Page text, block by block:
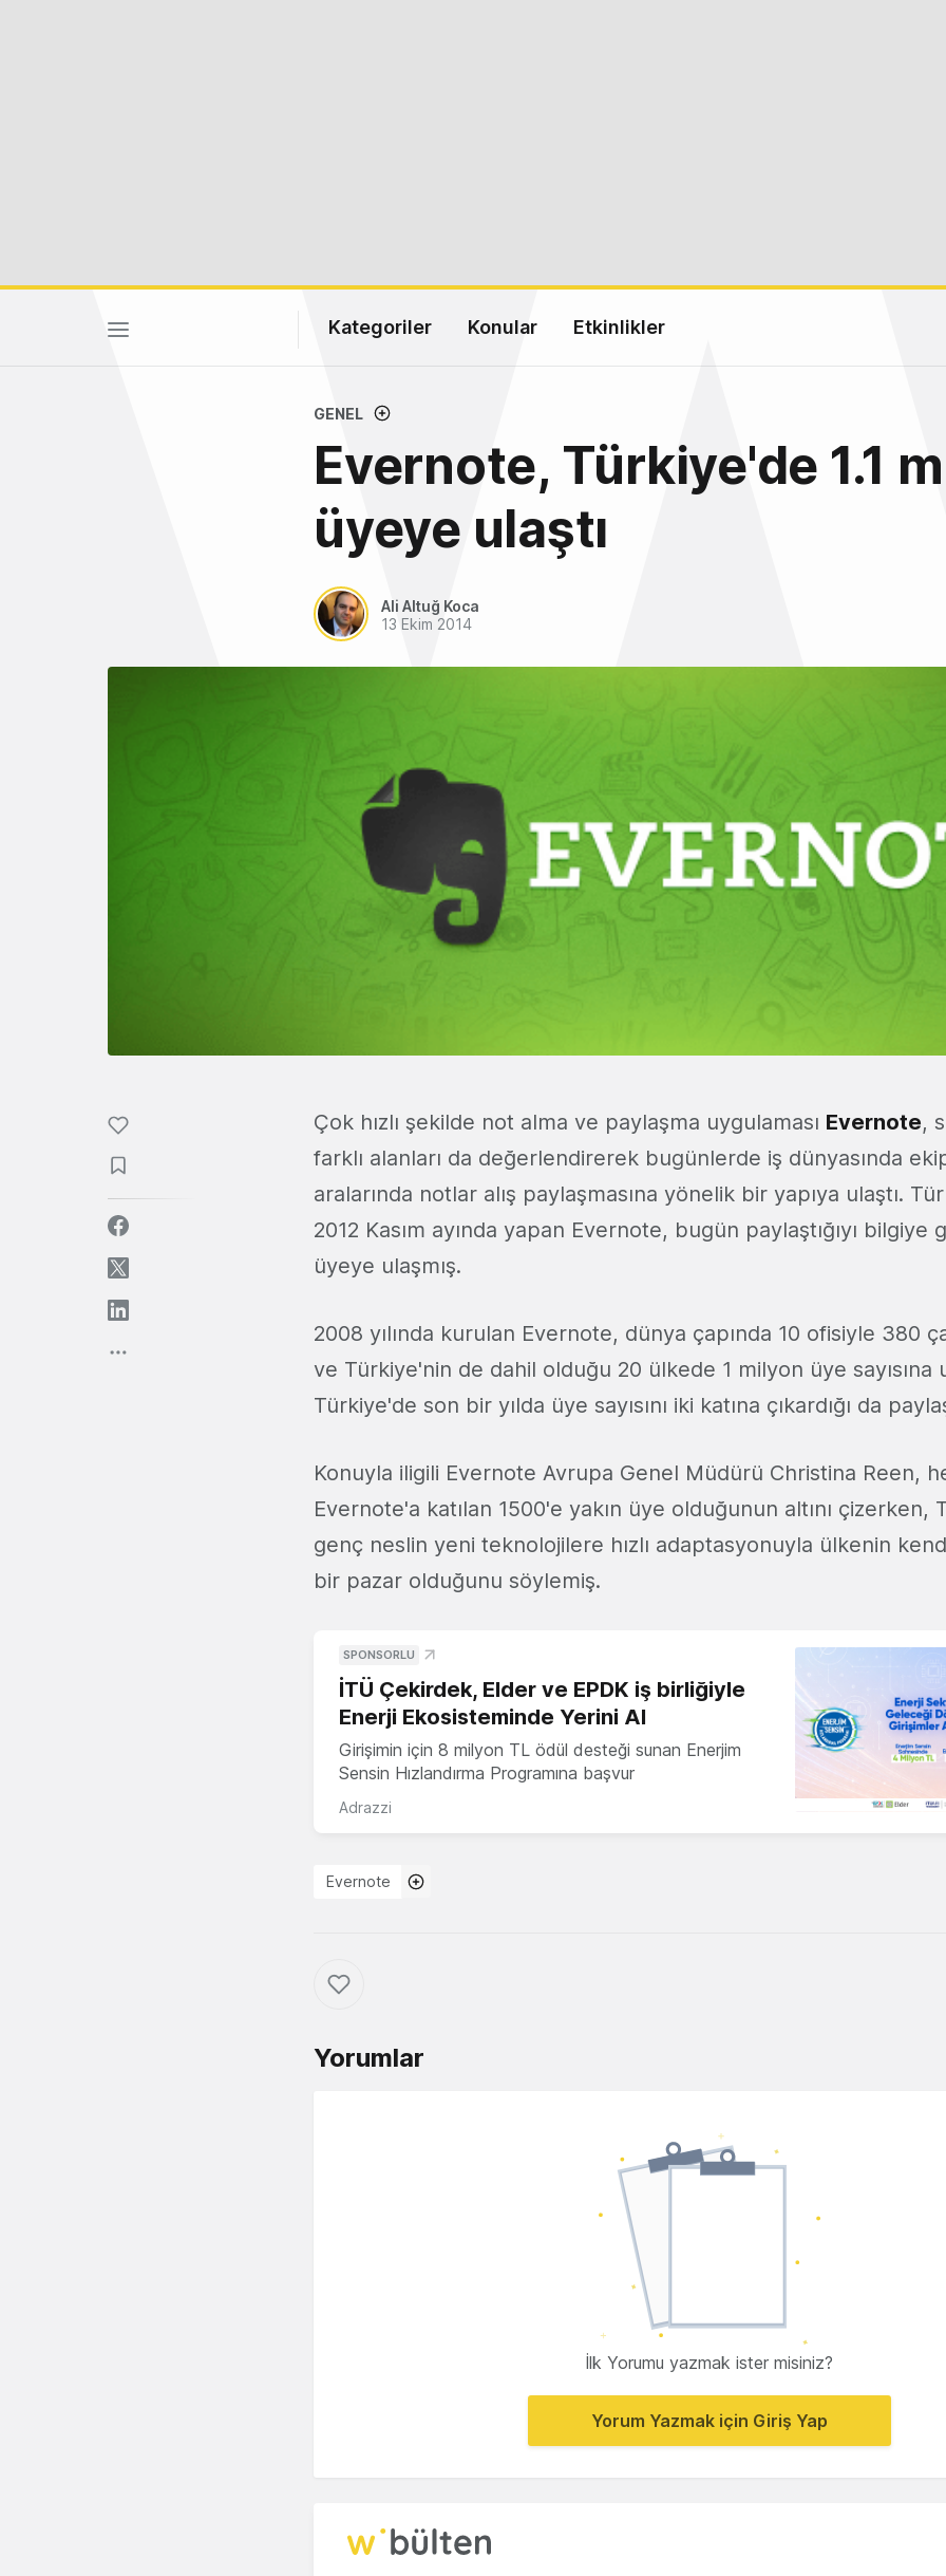
Kategoriler Konular Etkinlikler
GENEL
Evernote, Türkiye'de 1.1
üyeye ulaştı
Ali Altuğ Koca
13 Ekim 2014
Çok hızlı şekilde not alma ve paylaşma uygulaması Evernote,
farklı alanları da değerlendirerek bugünlerde iş dünyasında
aralarında notlar alış paylaşmasına yönelik bir yapıya ulaştı.
2012 Kasım ayında yapan Evernote, bugün paylaştığıyı bilgiye
üyeye ulaşmış.
2008 yılında kurulan Evernote, dünya çapında 10 ofisiyle 380
ve Türkiye'nin de dahil olduğu 20 ülkede 1 milyon üye sayısına
Türkiye'de son bir yılda üye sayısını iki katına çıkardığı da
Konuyla iligili Evernote Avrupa Genel Müdürü Christina Reen,
Evernote'a katılan 1500'e yakın üye olduğunun altını çizerken,
genç neslin yeni teknolojilere hızlı adaptasyonuyla ülkenin
bir pazar olduğunu söylemiş.
SPONSORLU
İTÜ Çekirdek, Elder ve EPDK iş birliğiyle
Enerji Ekosisteminde Yerini Al
Girişimin için 8 milyon TL ödül desteği sunan Enerjim
Sensin Hızlandırma Programına başvur
Adrazzi
Evernote
Yorumlar
İlk Yorumu yazmak ister misiniz?
Yorum Yazmak için Giriş Yap